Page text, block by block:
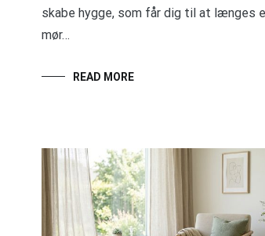
skabe hygge, som får dig til at længes
mør…
READ MORE